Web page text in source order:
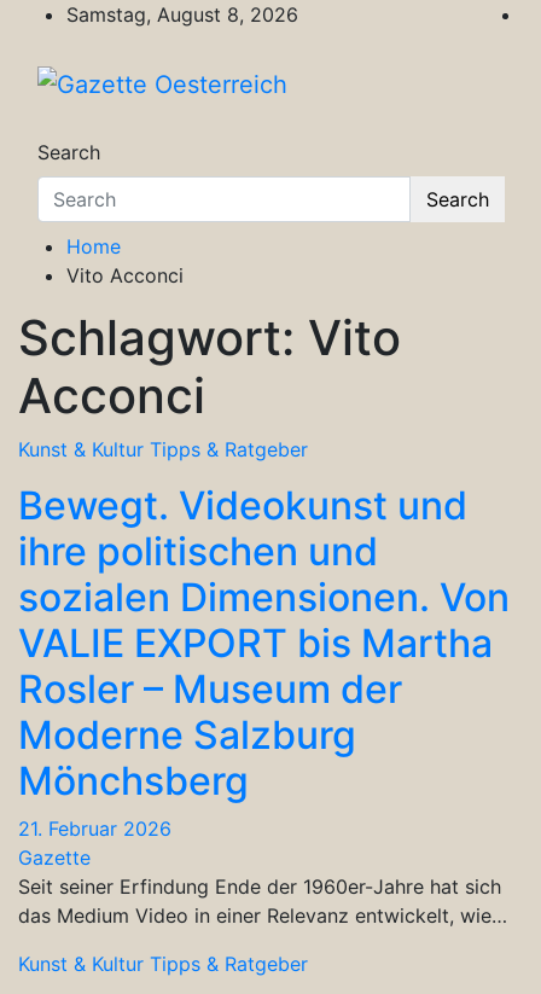
content
Samstag, August 8, 2026
Search
Search
Home
Vito Acconci
Schlagwort: Vito
Acconci
Kunst & Kultur Tipps & Ratgeber
Bewegt. Videokunst und
ihre politischen und
sozialen Dimensionen. Von
VALIE EXPORT bis Martha
Rosler – Museum der
Moderne Salzburg
Mönchsberg
21. Februar 2026
Gazette
Seit seiner Erfindung Ende der 1960er-Jahre hat sich
das Medium Video in einer Relevanz entwickelt, wie…
Kunst & Kultur Tipps & Ratgeber